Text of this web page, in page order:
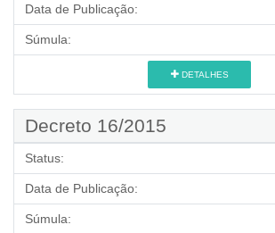
Data de Publicação:
Súmula:
DETALHES
Decreto 16/2015
Status:
Data de Publicação:
Súmula: